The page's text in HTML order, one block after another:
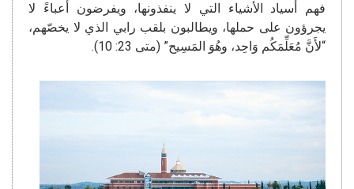
فهم أسياد الأشياء التي لا ينفذونها، ويفرضون أعباءً لا
يجرؤون على حملها، ويطالبون بلقب رابي الذي لا يخصّهم،
“لأَنَّ مُعَلِّمَكُم وَاحِد، وهُوَ المَسِيح” (متى 23: 10).